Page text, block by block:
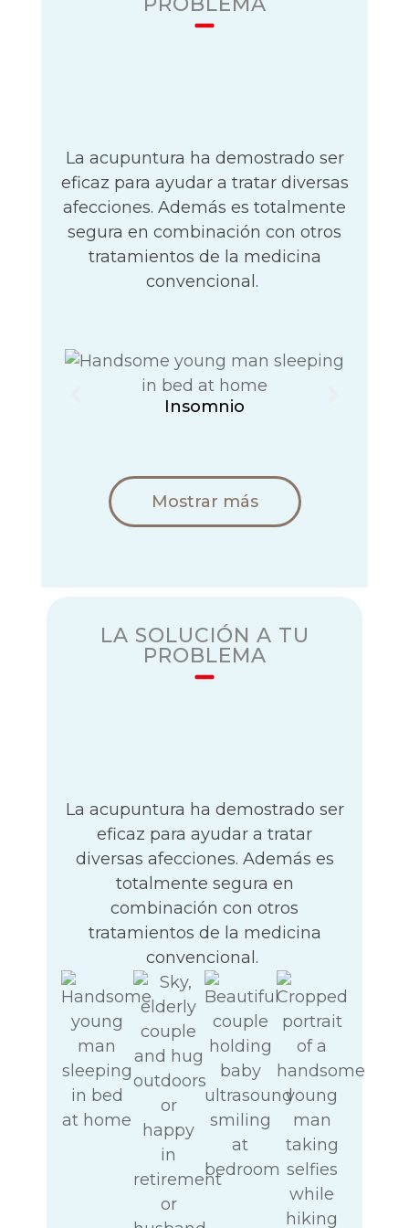
La acupuntura ha demostrado ser
eficaz para ayudar a tratar diversas
afecciones. Además es totalmente
segura en combinación con otros
tratamientos de la medicina
convencional.
Insomnio
Mostrar más
LA SOLUCIÓN A TU
PROBLEMA
La acupuntura ha demostrado ser
eficaz para ayudar a tratar
diversas afecciones. Además es
totalmente segura en
combinación con otros
tratamientos de la medicina
convencional.